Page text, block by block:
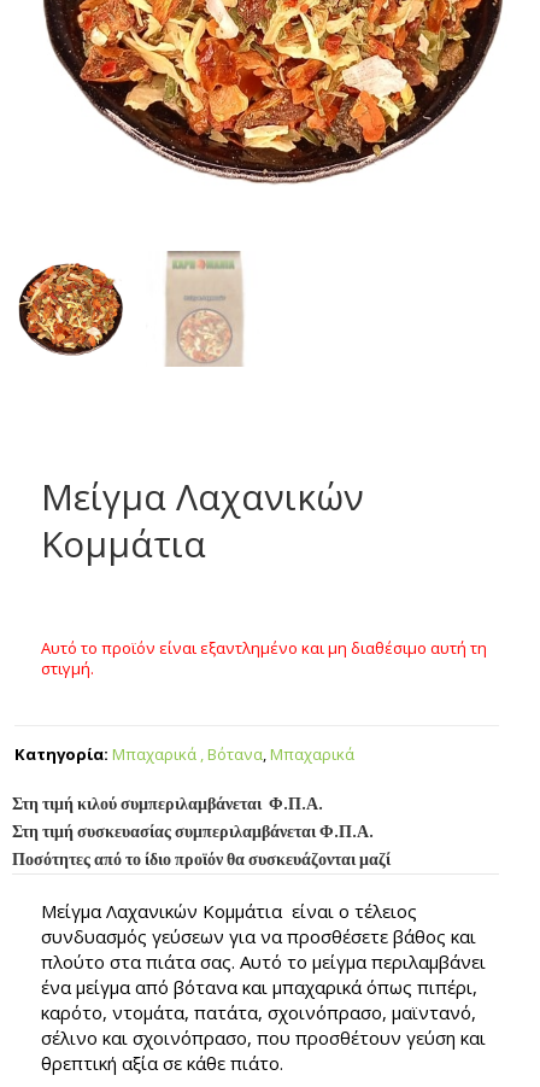
Μείγμα Λαχανικών
Κομμάτια
Αυτό το προϊόν είναι εξαντλημένο και μη διαθέσιμο αυτή τη
στιγμή.
Κατηγορία: Μπαχαρικά , Βότανα,Μπαχαρικά
Στη τιμή κιλού συμπεριλαμβάνεται Φ.Π.Α.
Στη τιμή συσκευασίας συμπεριλαμβάνεται Φ.Π.Α.
Ποσότητες από το ίδιο προϊόν θα συσκευάζονται μαζί
Μείγμα Λαχανικών Κομμάτια είναι ο τέλειος
συνδυασμός γεύσεων για να προσθέσετε βάθος και
πλούτο στα πιάτα σας. Αυτό το μείγμα περιλαμβάνει
ένα μείγμα από βότανα και μπαχαρικά όπως πιπέρι,
καρότο, ντομάτα, πατάτα, σχοινόπρασο, μαϊντανό,
σέλινο και σχοινόπρασο, που προσθέτουν γεύση και
θρεπτική αξία σε κάθε πιάτο.